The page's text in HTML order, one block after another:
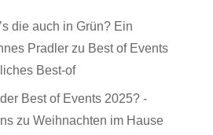
die auch in Grün? Ein
Pradlerzu Best of Events
Best-of
Best of Events 2025? -
zu Weihnachten im Hause